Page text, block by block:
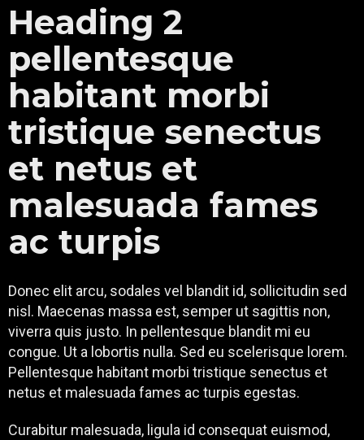
Heading 2
pellentesque
habitant morbi
tristique senectus
et netus et
malesuada fames
ac turpis
Donec elit arcu, sodales vel blandit id, sollicitudin sed
nisl. Maecenas massa est, semper ut sagittis non,
viverra quis justo. In pellentesque blandit mi eu
congue. Ut a lobortis nulla. Sed eu scelerisque lorem.
Pellentesque habitant morbi tristique senectus et
netus et malesuada fames ac turpis egestas.
Curabitur malesuada, ligula id consequat euismod,